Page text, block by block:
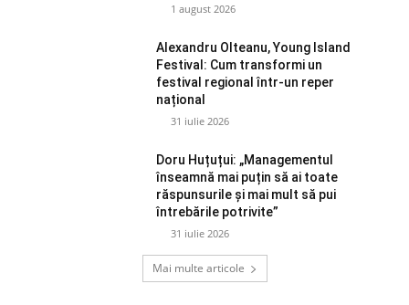
1 august 2026
Alexandru Olteanu, Young Island
Festival: Cum transformi un
festival regional într-un reper
național
31 iulie 2026
Doru Huțuțui: „Managementul
înseamnă mai puțin să ai toate
răspunsurile și mai mult să pui
întrebările potrivite”
31 iulie 2026
Mai multe articole